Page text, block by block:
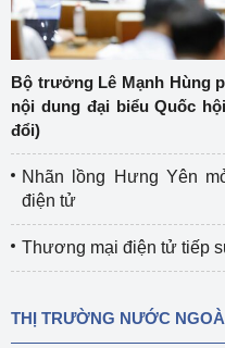
Bộ trưởng Lê Mạnh Hùng
nội dung đại biểu Quốc
đổi)
Nhãn lồng Hưng Yên
điện tử
Thương mại điện tử tiếp
THỊ TRƯỜNG NƯỚC